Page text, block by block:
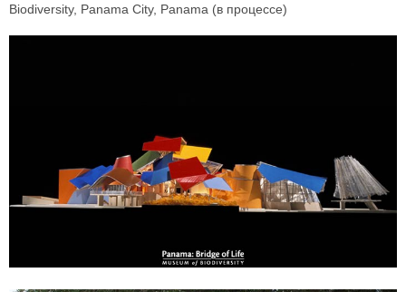
Biodiversity, Panama City, Panama (в процессе)